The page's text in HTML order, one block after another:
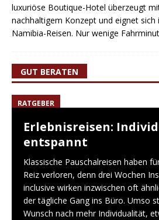
luxuriöse Boutique-Hotel überzeugt
nachhaltigem Konzept und eignet
Namibia-Reisen. Nur wenige
GUT BERATEN
RATGEBER
Erlebnisreisen:
entspannt
Klassische Pauschalreisen haben
Reiz verloren, denn drei Wochen
inclusive wirken inzwischen oft
der tägliche Gang ins Büro. Umso
Wunsch nach mehr Individualität,